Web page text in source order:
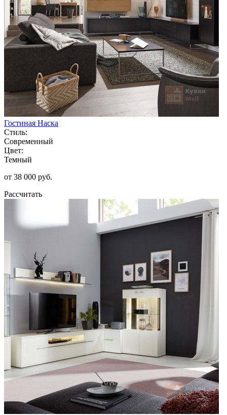
Гостиная Наска
Стиль:
Современный
Цвет:
Темный
от 38 000 руб.
Рассчитать